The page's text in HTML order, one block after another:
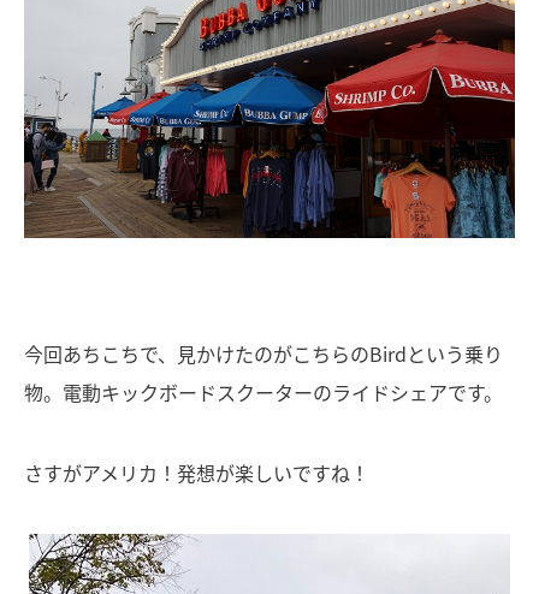
今回あちこちで、見かけたのがこちらのBirdという乗り
物。電動キックボードスクーターのライドシェアです。
さすがアメリカ！発想が楽しいですね！